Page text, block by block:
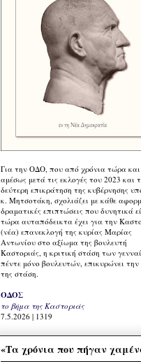
Για την ΟΔΟ, που από χρόνια τώρα και
αμέσως μετά τις εκλογές του 2023 και
δεύτερη επικράτηση της κυβέρνησης
κ. Μητσοτάκη, σχολιάζει με κάθε
δραματικές επιπτώσεις που δυνητικά
τώρα αυταπόδεικτα έχει για την
(νέα) επανεκλογή της κυρίας Μαρίας
Αντωνίου στο αξίωμα της βουλευτή
Καστοριάς, η κριτική στάση των
πέντε μόνο βουλευτών, επικυρώνει την
της στάση.
ΟΔΟΣ
το βήμα της Καστοριάς
7.5.2026 | 1319
«Τα χρόνια που πήγαν